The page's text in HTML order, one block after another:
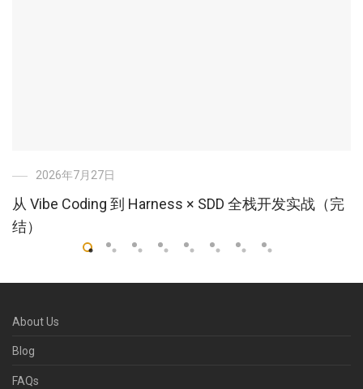
2026年7月27日
从 Vibe Coding 到 Harness × SDD 全栈开发实战（完
结）
About Us
Blog
FAQs